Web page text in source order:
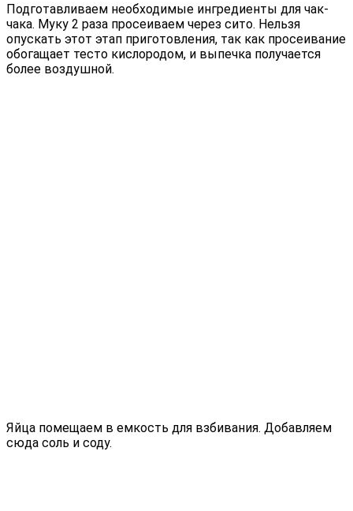
Подготавливаем необходимые ингредиенты для чак-
чака. Муку 2 раза просеиваем через сито. Нельзя
опускать этот этап приготовления, так как просеивание
обогащает тесто кислородом, и выпечка получается
более воздушной.
Яйца помещаем в емкость для взбивания. Добавляем
сюда соль и соду.